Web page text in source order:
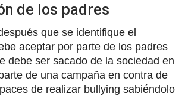
de los padres
que se identifique el
aceptar por parte de los padres
debe ser sacado de la sociedad en
de una campaña en contra de
de realizar bullying sabiéndolo